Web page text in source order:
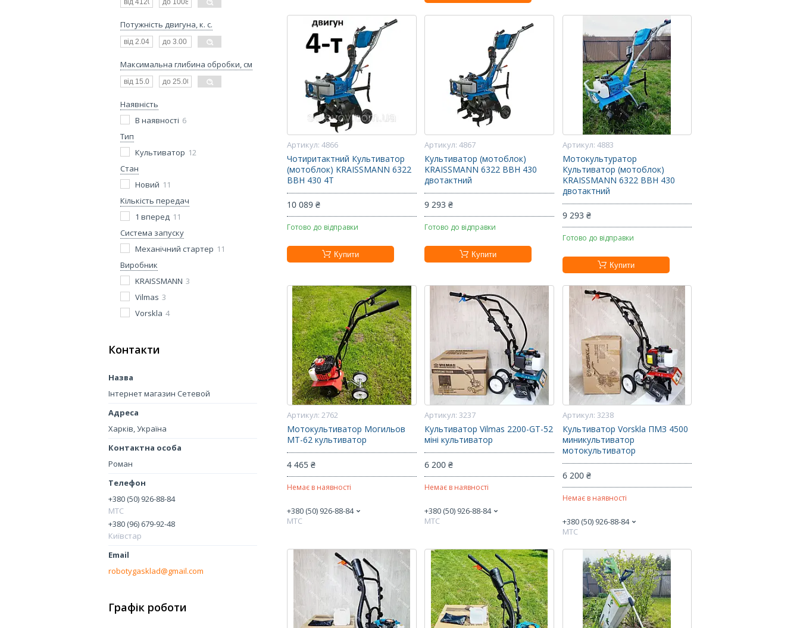
4866
Чотиритактний Культиватор
(мотоблок) KRAISSMANN 6322
BBH 430 4T
10 089 ₴
Готово до відправки
Купити
4867
Культиватор (мотоблок)
KRAISSMANN 6322 BBH 430
двотактний
9 293 ₴
Готово до відправки
Купити
4883
Мотокультуратор
Культиватор (мотоблок)
KRAISSMANN 6322 BBH 430
двотактний
9 293 ₴
Готово до відправки
Купити
2762
Мотокультиватор Могильов
МТ-62 культиватор
4 465 ₴
Немає в наявності
+380 (50) 926-88-84
МТС
3237
Культиватор Vilmas 2200-GT-52
міні культиватор
6 200 ₴
Немає в наявності
+380 (50) 926-88-84
МТС
3238
Культиватор Vorskla ПМЗ 4500
миникультиватор
мотокультиватор
6 200 ₴
Немає в наявності
+380 (50) 926-88-84
МТС
Потужність двигуна, к. с.
Максимальна глибина обробки, см
Наявність
В наявності 6
Тип
Культиватор 12
Стан
Новий 11
Кількість передач
1 вперед 11
Система запуску
Механічний стартер 11
Виробник
KRAISSMANN 3
Vilmas 3
Vorskla 4
Контакти
Інтернет магазин Сетевой
Харків, Україна
Роман
+380 (50) 926-88-84
МТС
+380 (96) 679-92-48
Київстар
robotygasklad@gmail.com
Графік роботи